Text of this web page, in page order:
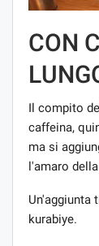
CON
Il compito
caffeina,
ma si
l'amaro
Un'aggiunta
kurabiye.